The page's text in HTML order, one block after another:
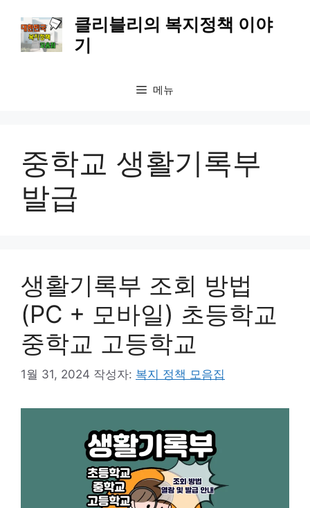
클리블리의 복지정책 이야
기
메뉴
중학교 생활기록부
발급
생활기록부 조회 방법
(PC + 모바일) 초등학교
중학교 고등학교
1월 31, 2024 작성자: 복지 정책 모음집